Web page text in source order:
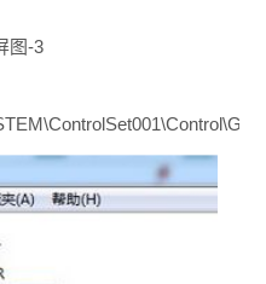
图-3